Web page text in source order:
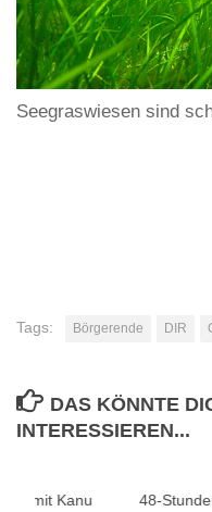
Seegraswiesen sind
Tags: Börgerende DIR
DAS KÖNNTE
INTERESSIEREN...
48-
mit Kanu